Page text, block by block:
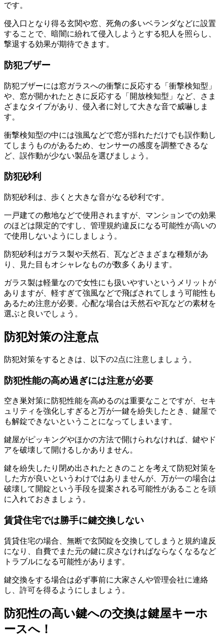
です。
侵入口となり得る玄関や窓、死角の多いベランダなどに設置
することで、暗闇に紛れて侵入しようとする犯人を照らし、
撃退する効果が期待できます。
防犯ブザー
防犯ブザーには窓ガラスへの衝撃に反応する「衝撃検知型」
や、窓が開かれたときに反応する「開放検知型」など、さま
ざまなタイプがあり、侵入者に対して大きな音で威嚇しま
す。
衝撃検知型の中には強風などで窓が揺れただけでも誤作動し
てしまうものがあるため、センサーの感度を調整できるな
ど、誤作動が少ない製品を選びましょう。
防犯砂利
防犯砂利は、歩くと大きな音がなる砂利です。
一戸建ての敷地などで使用されますが、マンションでの効果
のほどは限定的ですし、管理規約違反になる可能性が高いの
で使用しないようにしましょう。
防犯砂利はガラス製や天然石、瓦などさまざまな種類があ
り、見た目もオシャレなものが数多くあります。
ガラス製は軽量なので女性にも扱いやすいというメリットが
ありますが、軽すぎて強風などで飛ばされてしまう可能性も
あるため注意が必要。心配な場合は天然石や瓦などの素材を
選ぶと良いでしょう。
防犯対策の注意点
防犯対策をするときは、以下の2点に注意しましょう。
防犯性能の高め過ぎには注意が必要
空き巣対策に防犯性能を高めるのは重要なことですが、セキ
ュリティを強化しすぎると万が一鍵を紛失したとき、鍵屋で
も解錠できないということになってしまいます。
鍵屋がピッキングやほかの方法で開けられなければ、鍵やド
アを破壊して開けるしかありません。
鍵を紛失したり閉め出されたときのことを考えて防犯対策を
した方が良いというわけではありませんが、万が一の場合は
破壊して開錠という手段を提案される可能性があることを頭
に入れておきましょう。
賃貸住宅では勝手に鍵交換しない
賃貸住宅の場合、無断で玄関錠を交換してしまうと規約違反
になり、自費でまた元の鍵に戻さなければならなくなるなど
トラブルになる可能性があります。
鍵交換をする場合は必ず事前に大家さんや管理会社に連絡
し、許可を得るようにしましょう。
防犯性の高い鍵への交換は鍵屋キーホ
ースへ！